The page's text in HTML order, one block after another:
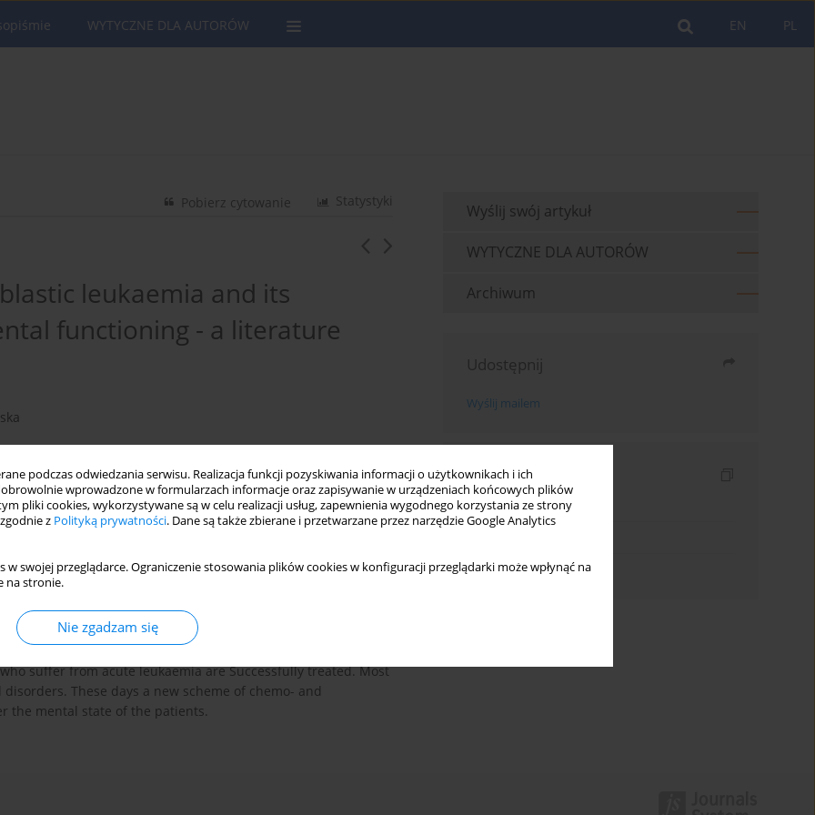
podczas odwiedzania serwisu. Realizacja funkcji pozyskiwania informacji o użytkownikach i ich
wprowadzone w formularzach informacje oraz zapisywanie w urządzeniach końcowych plików
pliki cookies, wykorzystywane są w celu realizacji usług, zapewnienia wygodnego korzystania ze strony
z Polityką prywatności. Dane są także zbierane i przetwarzane przez narzędzie Google Analytics
w swojej przeglądarce. Ograniczenie stosowania plików cookies w konfiguracji przeglądarki może wpłynąć na
na stronie.
Nie zgadzam się
PL
EN
WYTYCZNE DLA AUTORÓW
Statystyki
Pobierz cytowanie
leukaemia and its
functioning - a literature
complications or intensive chemo- and radiotherapy,
suffer from acute leukaemia are Successfully treated. Most
These days a new scheme of chemo- and
the mental state of the patients.
Wyślij swój artykuł
WYTYCZNE DLA AUTORÓW
Archiwum
Udostępnij
Wyślij mailem
Indeksy
Indeks słów kluczowych
Indeks autorów